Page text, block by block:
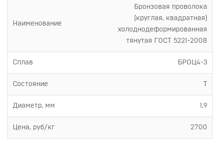
Наименование
Бронзовая проволока
(круглая, квадратная)
холоднодеформированная
тянутая ГОСТ 5221-2008
Сплав БРОЦ4-3
Состояние
Диаметр, мм 1,9
Цена, руб/кг 2700